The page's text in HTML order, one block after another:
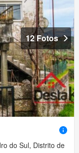
12 Fotos
do Sul, Distrito de